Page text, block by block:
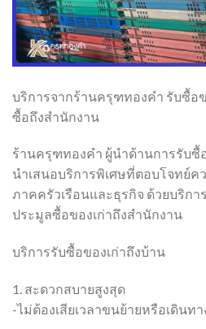
บริการจากร้านครุฑทองคำ รับซื้อ
ซื้อถึงสำนักงาน
ร้านครุฑทองคำ ผู้นำด้านการรับซื้
นำเสนอบริการพิเศษที่ตอบโจทย์ค
ภาคครัวเรือนและธุรกิจ ด้วยบริก
ประมูลซื้อของเก่าถึงสำนักงาน
บริการรับซื้อของเก่าถึงบ้าน
1. สะดวกสบายสูงสุด
-ไม่ต้องเสียเวลาขนย้ายหรือเดินท